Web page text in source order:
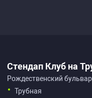
Стендап Клуб на
Рождественский
Трубная